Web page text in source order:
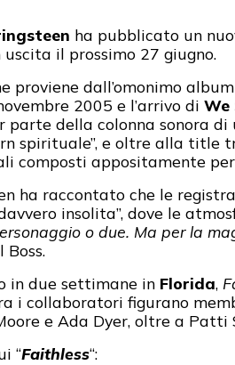
ha pubblicato un
uscita il prossimo 27 giugno.
proviene dall’omonimo album
2005 e l’arrivo di We
parte della colonna sonora
spirituale”, e oltre alla title
composti appositamente
ha raccontato che le
insolita”, dove le
o due. Ma per la
Boss.
in due settimane in Florida,
i collaboratori figurano
e Ada Dyer, oltre a
“Faithless“: